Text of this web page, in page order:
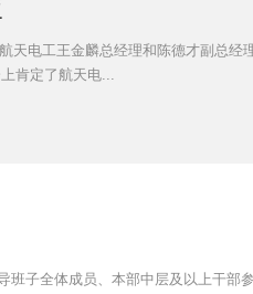
天电工王金麟总经理和陈德才副总经
肯定了航天电...
子全体成员、本部中层及以上干部参